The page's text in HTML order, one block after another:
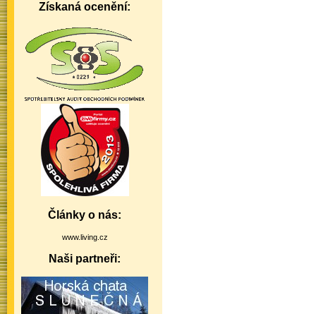
Získaná ocenění:
Články o nás:
www.living.cz
Naši partneři: